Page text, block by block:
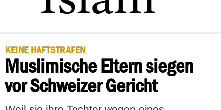
RECHT
PANORAMA
FEUILLETON
KEINE HAFTSTRAFEN
Muslimische Eltern siegen
vor Schweizer Gericht